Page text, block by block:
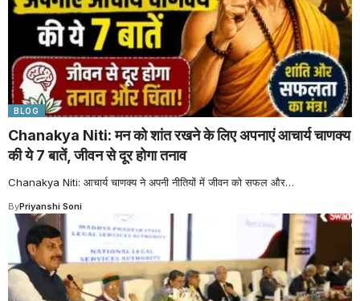
BLOG
Chanakya Niti: मन को शांत रखने के लिए अपनाएं आचार्य चाणक्य
की ये 7 बातें, जीवन से दूर होगा तनाव
Chanakya Niti: आचार्य चाणक्य ने अपनी नीतियों में जीवन को सफल और…
ByPriyanshi Soni